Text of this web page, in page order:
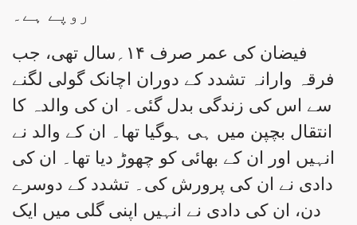
روپے ہے۔
فیضان کی عمر صرف ۱۴؍سال تھی، جب
فرقہ وارانہ تشدد کے دوران اچانک گولی لگنے
سے اس کی زندگی بدل گئی۔ ان کی والدہ کا
انتقال بچپن میں ہی ہوگیا تھا۔ ان کے والد نے
انہیں اور ان کے بھائی کو چھوڑ دیا تھا۔ ان کی
دادی نے ان کی پرورش کی۔ تشدد کے دوسرے
دن، ان کی دادی نے انہیں اپنی گلی میں ایک